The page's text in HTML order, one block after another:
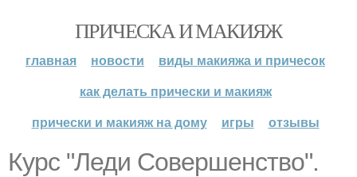
ПРИЧЕСКА И МАКИЯЖ
главная новости
виды макияжа и причесок
как делать прически и макияж
прически и макияж на дому
игры отзывы
Курс "Леди Совершенство".